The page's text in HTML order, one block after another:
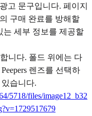
고 문구입니다. 페이지
구매 완료를 방해할
는 세부 정보를 제공할
니다. 폴드 위에는 다
렌즈를 선택하
습니다.
5718/files/image12_b32